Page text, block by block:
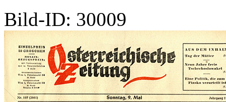
Bild-ID: 30009